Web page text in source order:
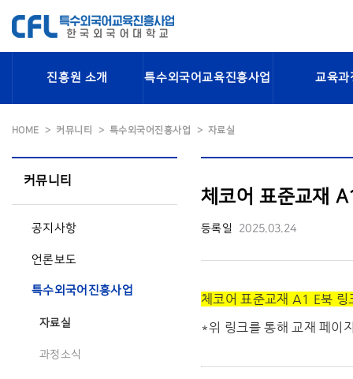
진흥원 소개 특수외국어교육진흥사업 교육과
HOME 커뮤니티 특수외국어진흥사업 자료실
커뮤니티
공지사항
언론보도
특수외국어진흥사업
자료실
과정소식
체코어 표준교재
등록일 2025.03.24
체코어 표준교재 A1 E북 링
*위 링크를 통해 교재 페이